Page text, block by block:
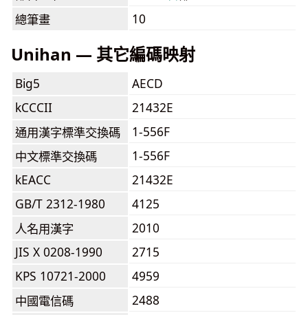
總筆畫
10
Unihan — 其它編碼映射
Big5
AECD
kCCCII
21432E
通用漢字標準交換碼
1-556F
中文標準交換碼
1-556F
kEACC
21432E
GB/T 2312-1980
4125
人名用漢字
2010
JIS X 0208-1990
2715
KPS 10721-2000
4959
中國電信碼
2488